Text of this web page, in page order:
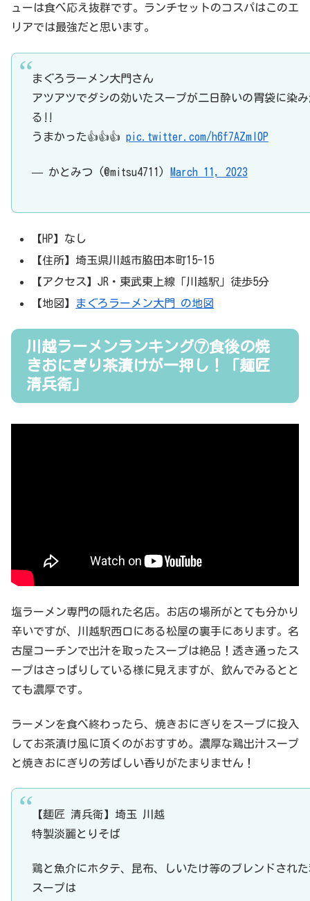
ューは食べ応え抜群です。ランチセットのコスパはこのエ
リアでは最強だと思います。
まぐろラーメン大門さん
アツアツでダシの効いたスープが二日酔いの胃袋に染
る‼️
うまかった👍👍👍 pic.twitter.com/h6f7AZml0P
— かとみつ (@mitsu4711) March 11, 2023
【HP】なし
【住所】埼玉県川越市脇田本町15-15
【アクセス】JR・東武東上線「川越駅」徒歩5分
【地図】
まぐろラーメン大門 の地図
川越ラーメンランキング⑦食後の焼
きおにぎり茶漬けが一押し！「麺匠
清兵衛」
塩ラーメン専門の隠れた名店。お店の場所がとても分かり
辛いですが、川越駅西口にある松屋の裏手にあります。名
古屋コーチンで出汁を取ったスープは絶品！透き通ったス
ープはさっぱりしている様に見えますが、飲んでみるとと
ても濃厚です。
ラーメンを食べ終わったら、焼きおにぎりをスープに投入
してお茶漬け風に頂くのがおすすめ。濃厚な鶏出汁スープ
と焼きおにぎりの芳ばしい香りがたまりません！
【麺匠 清兵衛】埼玉 川越
特製淡麗とりそば
鶏と魚介にホタテ、昆布、しいたけ等のブレンドされ
スープは